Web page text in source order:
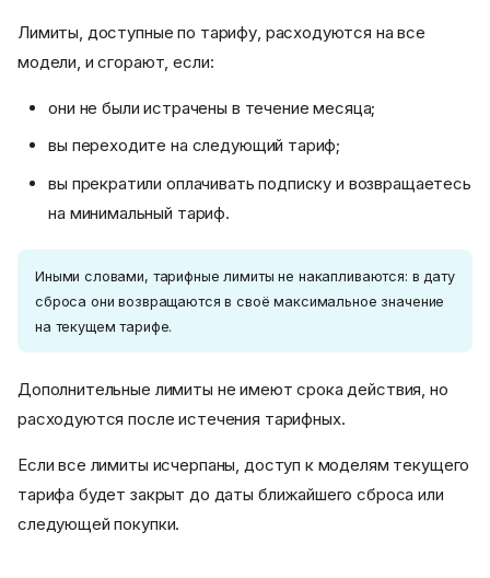
Лимиты, доступные по тарифу, расходуются на все
модели, и сгорают, если:
они не были истрачены в течение месяца;
вы переходите на следующий тариф;
вы прекратили оплачивать подписку и возвращаетесь
на минимальный тариф.
Иными словами, тарифные лимиты не накапливаются: в дату
сброса они возвращаются в своё максимальное значение
на текущем тарифе.
Дополнительные лимиты не имеют срока действия, но
расходуются после истечения тарифных.
Если все лимиты исчерпаны, доступ к моделям текущего
тарифа будет закрыт до даты ближайшего сброса или
следующей покупки.